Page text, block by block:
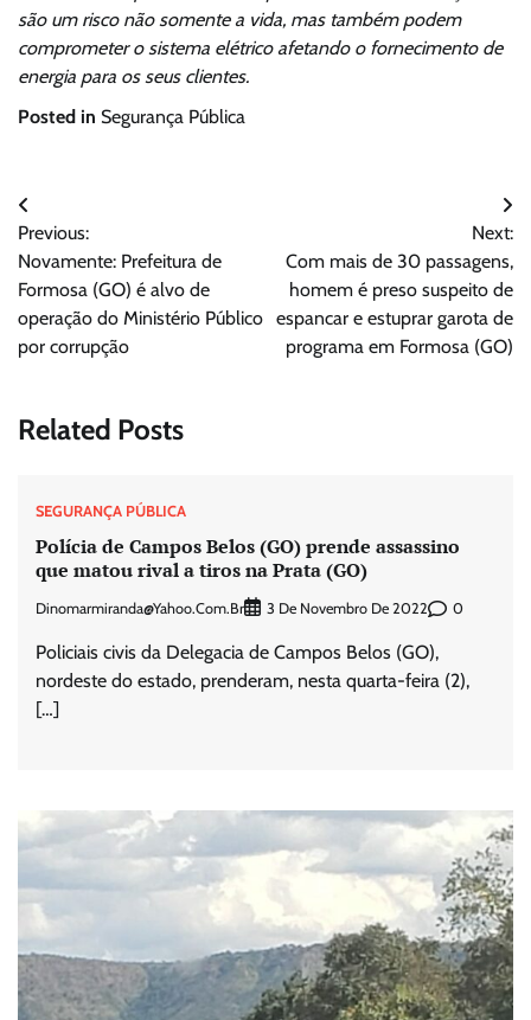
são um risco não somente a vida, mas também podem
comprometer o sistema elétrico afetando o fornecimento de
energia para os seus clientes.
Posted in Segurança Pública
Navegação
de
Post
Previous:
Novamente: Prefeitura de
Formosa (GO) é alvo de
operação do Ministério Público
por corrupção
Next:
Com mais de 30 passagens,
homem é preso suspeito de
espancar e estuprar garota de
programa em Formosa (GO)
Related Posts
SEGURANÇA PÚBLICA
Polícia de Campos Belos (GO) prende assassino
que matou rival a tiros na Prata (GO)
Dinomarmiranda@yahoo.com.br 3 De Novembro De 2022 0
Policiais civis da Delegacia de Campos Belos (GO),
nordeste do estado, prenderam, nesta quarta-feira (2),
[…]